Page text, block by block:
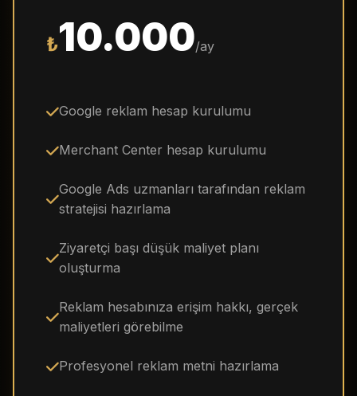
₺10.000/ay
Google reklam hesap kurulumu
Merchant Center hesap kurulumu
Google Ads uzmanları tarafından reklam
stratejisi hazırlama
Ziyaretçi başı düşük maliyet planı
oluşturma
Reklam hesabınıza erişim hakkı, gerçek
maliyetleri görebilme
Profesyonel reklam metni hazırlama